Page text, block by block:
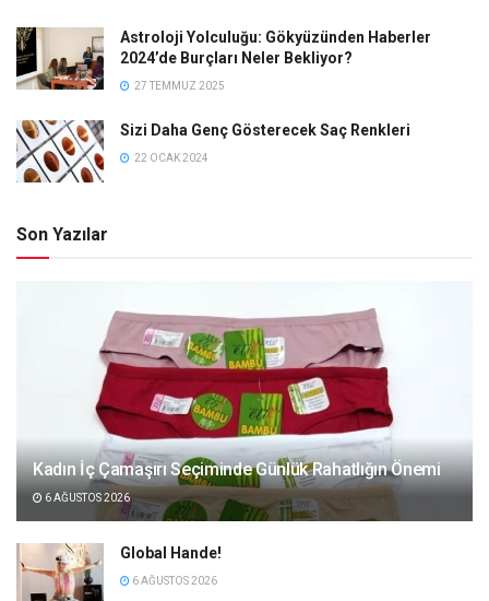
Astroloji Yolculuğu: Gökyüzünden Haberler
2024’de Burçları Neler Bekliyor?
27 TEMMUZ 2025
Sizi Daha Genç Gösterecek Saç Renkleri
22 OCAK 2024
Son Yazılar
Kadın İç Çamaşırı Seçiminde Günlük Rahatlığın Önemi
6 AĞUSTOS 2026
Global Hande!
6 AĞUSTOS 2026